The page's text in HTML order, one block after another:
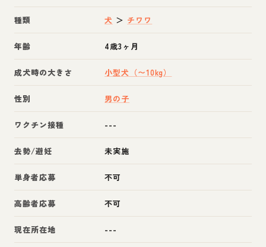
種類 犬 ＞ チワワ
年齢 4歳3ヶ月
成犬時の大きさ 小型犬（〜10kg）
性別 男の子
ワクチン接種 ---
去勢/避妊 未実施
単身者応募 不可
高齢者応募 不可
現在所在地 ---